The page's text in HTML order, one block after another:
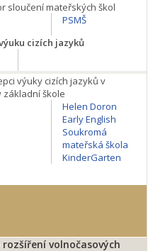
sloučení mateřských škol
PSMŠ
cizích jazyků
výuky cizích jazyků v
základní škole
Helen Doron
Early English
Soukromá
mateřská škola
KinderGarten
volnočasových